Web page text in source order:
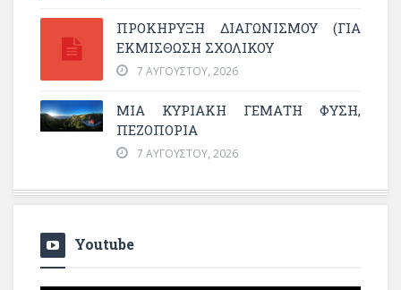
ΠΡΟΚΗΡΥΞΗ ΔΙΑΓΩΝΙΣΜΟΥ (ΓΙΑ
ΕΚΜΊΣΘΩΣΗ ΣΧΟΛΙΚΟΎ
7 ΑΥΓΟΎΣΤΟΥ, 2026
ΜΙΑ ΚΥΡΙΑΚΉ ΓΕΜΆΤΗ ΦΎΣΗ,
ΠΕΖΟΠΟΡΊΑ
7 ΑΥΓΟΎΣΤΟΥ, 2026
Youtube